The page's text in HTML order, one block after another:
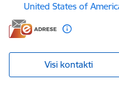
United States of
Visi kontakti